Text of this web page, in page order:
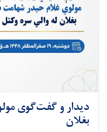
دیدار و گفت‌گوی
بغلان